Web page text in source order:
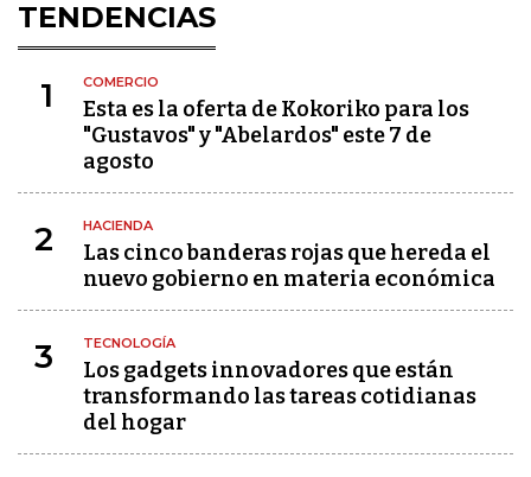
TENDENCIAS
1 COMERCIO
Esta es la oferta de Kokoriko para los
"Gustavos" y "Abelardos" este 7 de
agosto
2 HACIENDA
Las cinco banderas rojas que hereda el
nuevo gobierno en materia económica
3 TECNOLOGÍA
Los gadgets innovadores que están
transformando las tareas cotidianas
del hogar